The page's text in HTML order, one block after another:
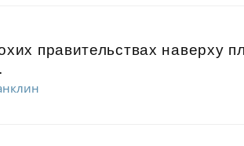
правительствах наверху